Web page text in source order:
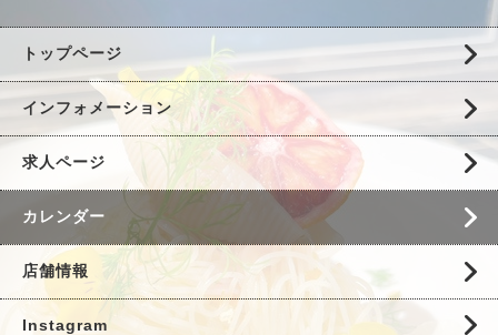
トップページ
インフォメーション
求人ページ
カレンダー
店舗情報
Instagram